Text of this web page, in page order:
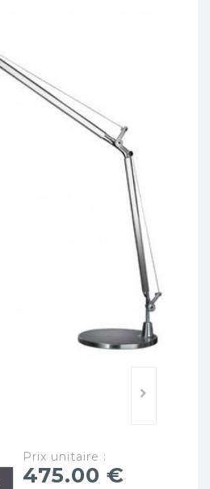
Prix unitaire :
475.00 €